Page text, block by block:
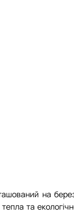
на
та